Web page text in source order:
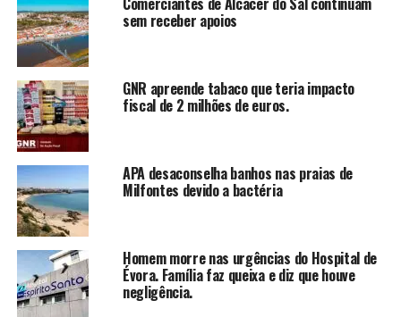
sem receber apoios
GNR apreende tabaco que teria impacto
fiscal de 2 milhões de euros.
APA desaconselha banhos nas praias de
Milfontes devido a bactéria
Homem morre nas urgências do Hospital de
Évora. Família faz queixa e diz que houve
negligência.